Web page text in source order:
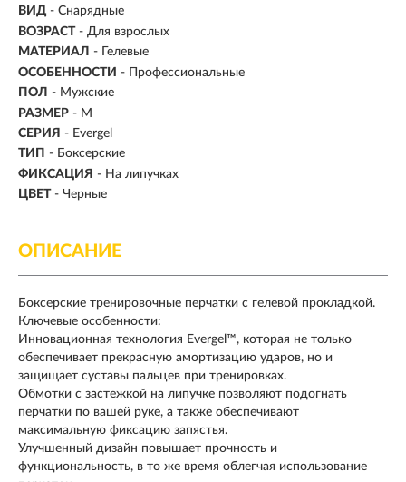
ВИД - Снарядные
ВОЗРАСТ - Для взрослых
МАТЕРИАЛ -
Гелевые
ОСОБЕННОСТИ - Профессиональные
ПОЛ - Мужские
РАЗМЕР - M
СЕРИЯ - Evergel
ТИП - Боксерские
ФИКСАЦИЯ - На липучках
ЦВЕТ - Черные
ОПИСАНИЕ
Боксерские тренировочные перчатки с гелевой прокладкой.
Ключевые особенности:
Инновационная технология Evergel™, которая не только
обеспечивает прекрасную амортизацию ударов, но и
защищает суставы пальцев при тренировках.
Обмотки с застежкой на липучке позволяют подогнать
перчатки по вашей руке, а также обеспечивают
максимальную фиксацию запястья.
Улучшенный дизайн повышает прочность и
функциональность, в то же время облегчая использование